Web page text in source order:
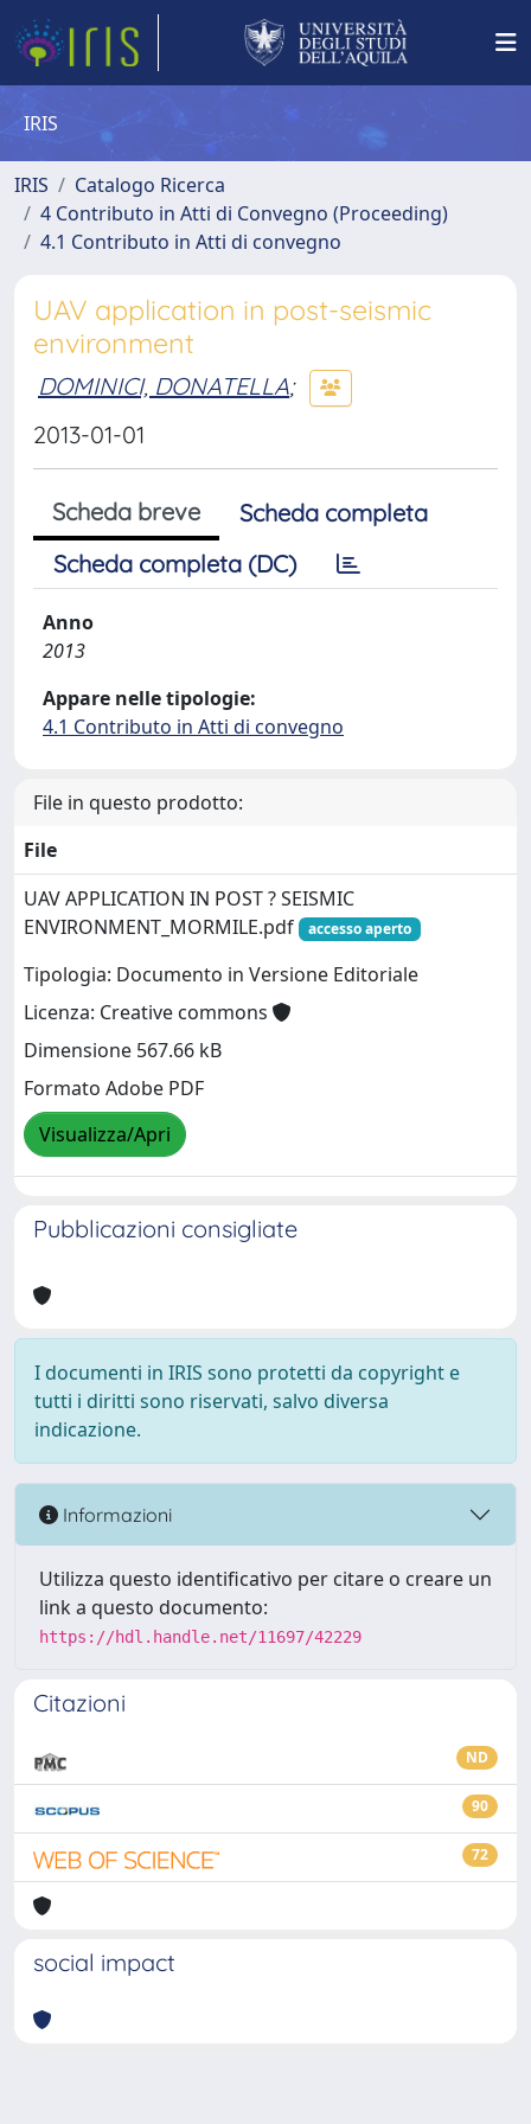
IRIS
IRIS
Catalogo Ricerca
4 Contributo in Atti di Convegno (Proceeding)
4.1 Contributo in Atti di convegno
UAV application in post-seismic
environment
DOMINICI, DONATELLA;
2013-01-01
Scheda breve
Scheda completa
Scheda completa (DC)
Anno
2013
Appare nelle tipologie:
4.1 Contributo in Atti di convegno
File in questo prodotto:
File
UAV APPLICATION IN POST ? SEISMIC
ENVIRONMENT_MORMILE.pdf
accesso aperto
Tipologia: Documento in Versione Editoriale
Licenza: Creative commons
Dimensione 567.66 kB
Formato Adobe PDF
Visualizza/Apri
Pubblicazioni consigliate
I documenti in IRIS sono protetti da copyright e
tutti i diritti sono riservati, salvo diversa
indicazione.
Informazioni
Utilizza questo identificativo per citare o creare un
link a questo documento:
https://hdl.handle.net/11697/42229
Citazioni
ND
90
72
social impact